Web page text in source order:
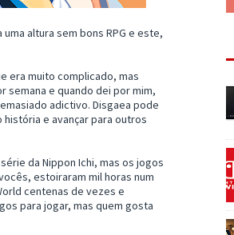
altura sem bons RPG e este,
era muito complicado, mas
semana e quando dei por mim,
adictivo. Disgaea pode
e avançar para outros
da Nippon Ichi, mas os jogos
estoiraram mil horas num
centenas de vezes e
para jogar, mas quem gosta